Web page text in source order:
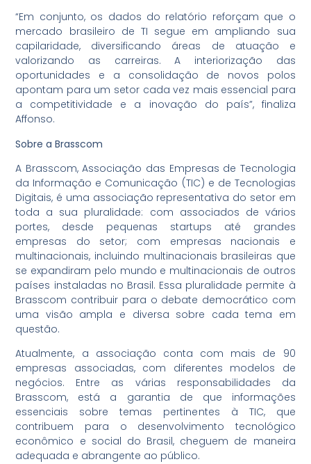
“Em conjunto, os dados do relatório reforçam que o
mercado brasileiro de TI segue em ampliando sua
capilaridade, diversificando áreas de atuação e
valorizando as carreiras. A interiorização das
oportunidades e a consolidação de novos polos
apontam para um setor cada vez mais essencial para
a competitividade e a inovação do país”, finaliza
Affonso.
Sobre a Brasscom
A Brasscom, Associação das Empresas de Tecnologia
da Informação e Comunicação (TIC) e de Tecnologias
Digitais, é uma associação representativa do setor em
toda a sua pluralidade: com associados de vários
portes, desde pequenas startups até grandes
empresas do setor; com empresas nacionais e
multinacionais, incluindo multinacionais brasileiras que
se expandiram pelo mundo e multinacionais de outros
países instaladas no Brasil. Essa pluralidade permite à
Brasscom contribuir para o debate democrático com
uma visão ampla e diversa sobre cada tema em
questão.
Atualmente, a associação conta com mais de 90
empresas associadas, com diferentes modelos de
negócios. Entre as várias responsabilidades da
Brasscom, está a garantia de que informações
essenciais sobre temas pertinentes à TIC, que
contribuem para o desenvolvimento tecnológico
econômico e social do Brasil, cheguem de maneira
adequada e abrangente ao público.